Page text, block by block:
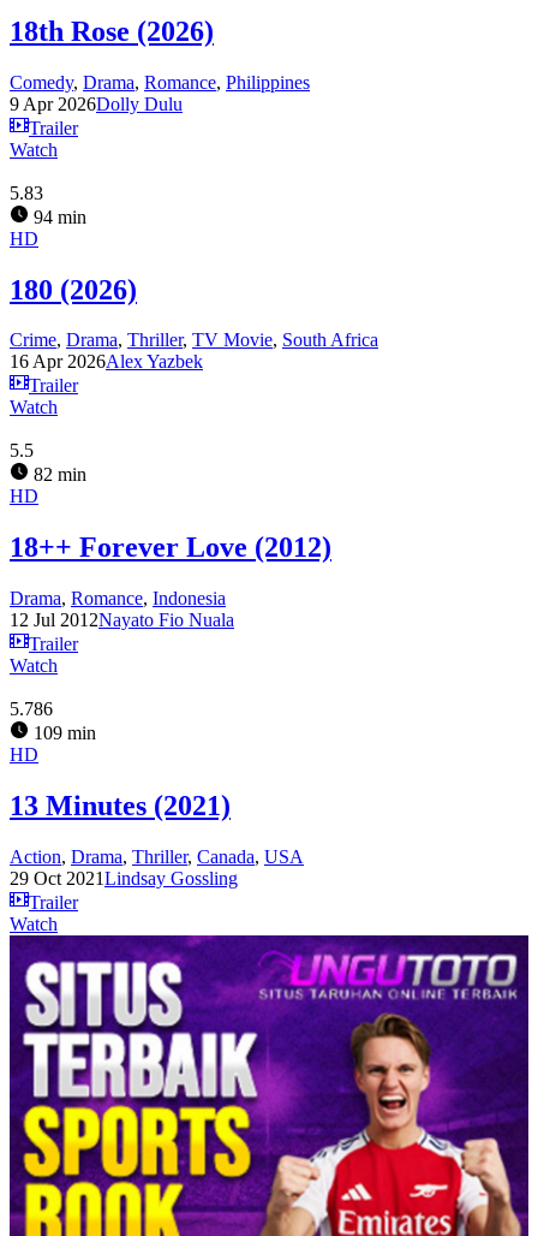
18th Rose (2026)
Comedy, Drama, Romance, Philippines
9 Apr 2026Dolly Dulu
Trailer
Watch
5.83
94 min
HD
180 (2026)
Crime, Drama, Thriller, TV Movie, South Africa
16 Apr 2026Alex Yazbek
Trailer
Watch
5.5
82 min
HD
18++ Forever Love (2012)
Drama, Romance, Indonesia
12 Jul 2012Nayato Fio Nuala
Trailer
Watch
5.786
109 min
HD
13 Minutes (2021)
Action, Drama, Thriller, Canada, USA
29 Oct 2021Lindsay Gossling
Trailer
Watch